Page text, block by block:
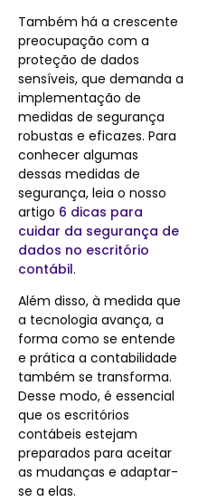
Também há a crescente
preocupação com a
proteção de dados
sensíveis, que demanda a
implementação de
medidas de segurança
robustas e eficazes. Para
conhecer algumas
dessas medidas de
segurança, leia o nosso
artigo 6 dicas para
cuidar da segurança de
dados no escritório
contábil.
Além disso, à medida que
a tecnologia avança, a
forma como se entende
e prática a contabilidade
também se transforma.
Desse modo, é essencial
que os escritórios
contábeis estejam
preparados para aceitar
as mudanças e adaptar-
se a elas.